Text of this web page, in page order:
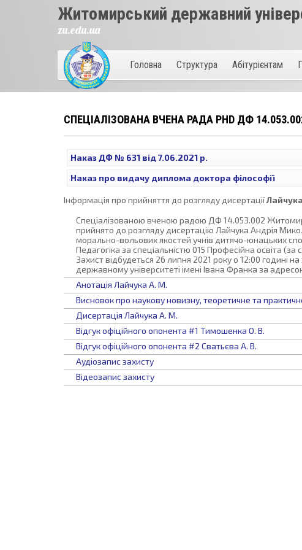
Житомирський державний
zu.edu.ua
Головна Структура Абітурієнтам
СПЕЦІАЛІЗОВАНА ВЧЕНА РАДА PHD ДФ
Наказ ДФ № 631 від 7.06.2021 р.
Наказ про видачу диплома доктора філософії
Інформація про прийняття до розгляду дисертації
Спеціалізованою вченою радою ДФ 14.053.002
прийнято до розгляду дисертацію Лайчука Андрія
морально-вольових якостей учнів дитячо-юнацьких
Педагогіка за спеціальністю 015 Професійна освіта (за
Захист відбудеться 26 липня 2021 року о 12:00 годині
державному університеті імені Івана Франка за
Анотація Лайчука А. М.
Висновок про наукову новизну, теоретичне та
Дисертація Лайчука А. М.
Відгук офіційного опонента #1 Тимошенка О. В.
Відгук офіційного опонента #2 Сватьєва А. В.
Аудіозапис захисту
Відеозапис захисту